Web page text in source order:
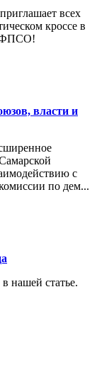
всех
кроссе в
ФПСО!
власти и
с
по дем...
нашей статье.